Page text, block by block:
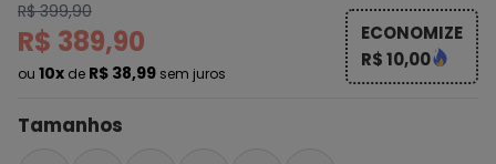
R$ 399,90
R$ 389,90
ou 10x de R$ 38,99 sem juros
ECONOMIZE
R$ 10,00
Tamanhos